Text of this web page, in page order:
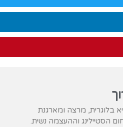
בלוגרית, מרצה ומארגנת
הסטיילינג וההעצמה נשית.